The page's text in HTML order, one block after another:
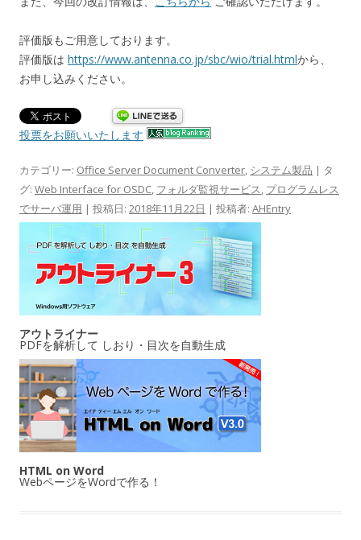
評価版もご用意しております。
評価版は https://www.antenna.co.jp/sbc/wio/trial.htmlから、
お申し込みください。
投票をお願いいたします
カテゴリー: Office Server Document Converter システム製品 | タ
グ: Web Interface for OSDC フォルダ監視サービス プログラムレス
でサーバ運用 | 投稿日: 2018年11月22日 | 投稿者: AHEntry
アウトライナー
PDFを解析して しおり・目次を自動生成
HTML on Word
WebページをWordで作る！